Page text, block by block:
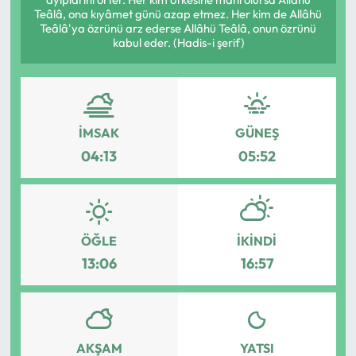
Teâlâ, ona kıyâmet günü azap etmez. Her kim de Allâhü
Teâlâ'ya özrünü arz ederse Allâhü Teâlâ, onun özrünü
kabul eder. (Hadis-i şerif)
İMSAK
04:13
GÜNEŞ
05:52
ÖĞLE
13:06
İKINDI
16:57
AKŞAM YATSI
Eğitim
Ekonomi
Güncel
İskilip Haberleri
Kimdir?
Kültür Sanat
Laçin Haberleri
Magazin